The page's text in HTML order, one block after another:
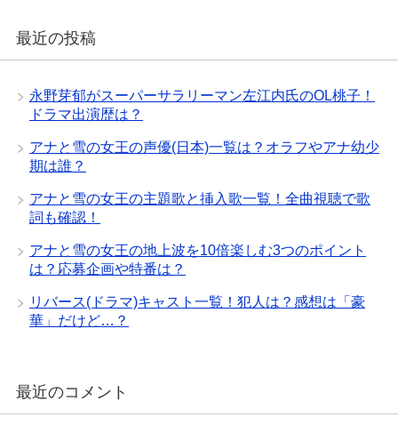
最近の投稿
永野芽郁がスーパーサラリーマン左江内氏のOL桃子！
ドラマ出演歴は？
アナと雪の女王の声優(日本)一覧は？オラフやアナ幼少
期は誰？
アナと雪の女王の主題歌と挿入歌一覧！全曲視聴で歌
詞も確認！
アナと雪の女王の地上波を10倍楽しむ3つのポイント
は？応募企画や特番は？
リバース(ドラマ)キャスト一覧！犯人は？感想は「豪
華」だけど…？
最近のコメント